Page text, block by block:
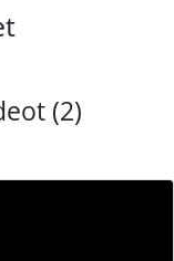
(2)